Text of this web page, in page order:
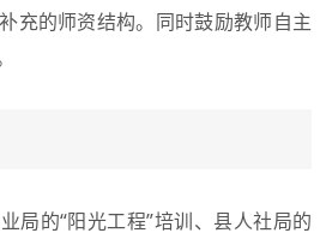
充的师资结构。同时鼓励教师自主
的“阳光工程”培训、县人社局的